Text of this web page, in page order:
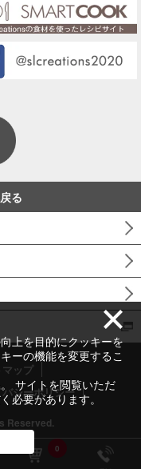
上を目的にクッキーを
ーの機能を変更するこ
サイトを閲覧いただ
必要があります。
る
ップ
シーポリシー
Reserved.
0